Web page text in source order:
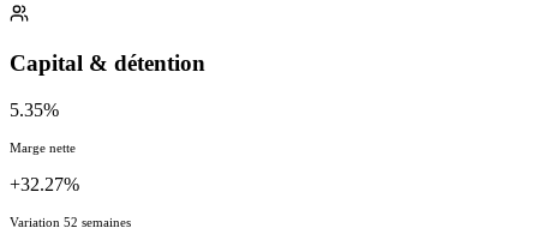
Capital & détention
5.35%
Marge nette
+32.27%
Variation 52 semaines